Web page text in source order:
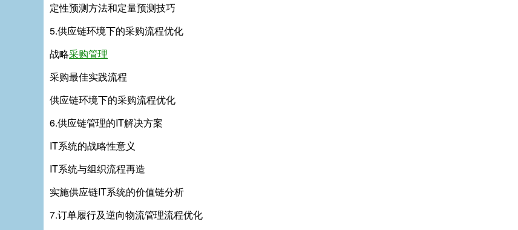
定性预测方法和定量预测技巧
5.供应链环境下的采购流程优化
战略采购管理
采购最佳实践流程
供应链环境下的采购流程优化
6.供应链管理的IT解决方案
IT系统的战略性意义
IT系统与组织流程再造
实施供应链IT系统的价值链分析
7.订单履行及逆向物流管理流程优化